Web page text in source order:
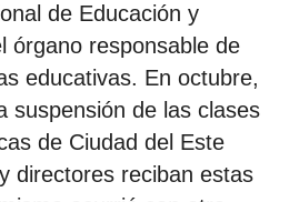
de Educación y
órgano responsable de
educativas. En octubre,
suspensión de las clases
de Ciudad del Este
directores reciban estas